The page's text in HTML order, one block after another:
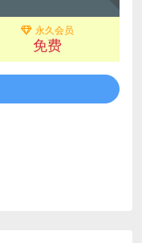
永久会员
免费